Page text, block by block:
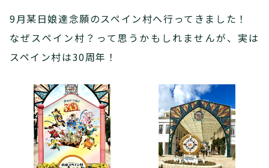
9月某日娘達念願のスペイン村へ行ってきました！
なぜスペイン村？って思うかもしれませんが、実は
スペイン村は30周年！